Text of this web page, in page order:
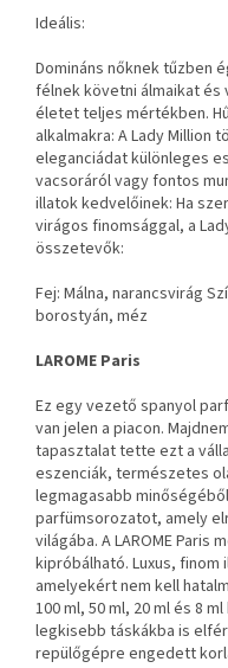
Ideális:
Domináns nőknek tűzben
félnek követni álmaikat és
életet teljes mértékben.
alkalmakra: A Lady
eleganciádat különleges
vacsoráról vagy fontos
illatok kedvelőinek: Ha
virágos finomsággal, a
összetevők:
Fej: Málna, narancsvirág
borostyán, méz
LAROME Paris
Ez egy vezető spanyol
van jelen a piacon.
tapasztalat tette ezt a
eszenciák, természetes
legmagasabb
parfümsorozatot, amely
világába. A LAROME Paris
kipróbálható. Luxus,
amelyekért nem kell
100 ml, 50 ml, 20 ml és 8
legkisebb táskákba is
repülőgépre engedett